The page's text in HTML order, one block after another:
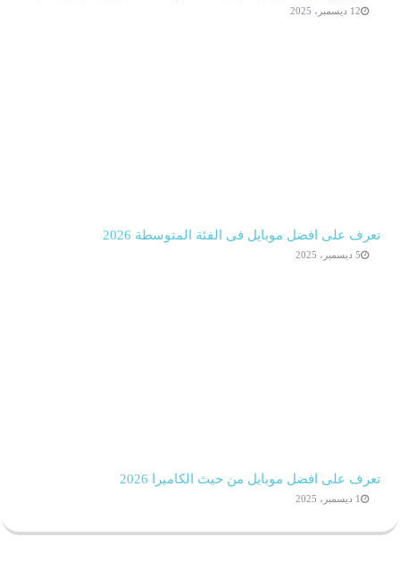
12 ديسمبر، 2025
تعرف على افضل موبايل فى الفئة المتوسطة 2026
5 ديسمبر، 2025
تعرف على افضل موبايل من حيث الكاميرا 2026
1 ديسمبر، 2025